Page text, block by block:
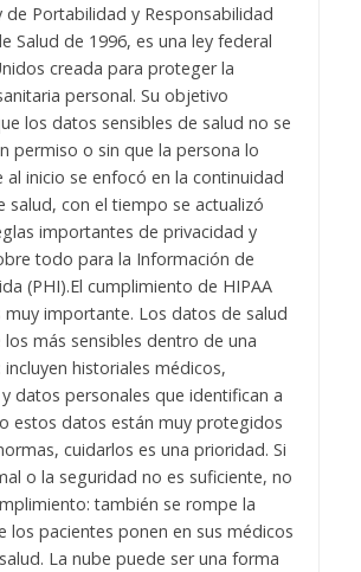
de Portabilidad y Responsabilidad
Salud de 1996, es una ley federal
creada para proteger la
personal. Su objetivo
los datos sensibles de salud no se
permiso o sin que la persona lo
al inicio se enfocó en la continuidad
salud, con el tiempo se actualizó
importantes de privacidad y
todo para la Información de
(PHI).El cumplimiento de HIPAA
muy importante. Los datos de salud
los más sensibles dentro de una
historiales médicos,
datos personales que identifican a
estos datos están muy protegidos
cuidarlos es una prioridad. Si
o la seguridad no es suficiente, no
también se rompe la
los pacientes ponen en sus médicos
La nube puede ser una forma